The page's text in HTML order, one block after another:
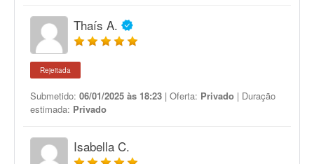
Thaís A.
Rejeitada
Submetido: 06/01/2025 às 18:23 | Oferta: Privado | Duração
estimada: Privado
Isabella C.